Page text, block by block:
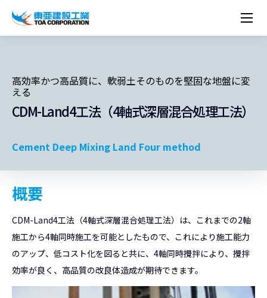
トップメッセージ
労働安全衛生・環境・品質方針
プレスリリース
組織図
ネットワーク
役員一覧
沿革
東亜坊や
シンボルマーク「三羽の鶴」
関連書籍
トップメッセージ
中期経営計画資料
統合報告書
最新IR資料
IRカレンダー
株価情報
経営方針
IRライブラリー
株式・社債情報
IRサポート
ESGに関する外部評価
施設・用途別
国内から探す
年代別
現場レポート
サステナビリティ
トップメッセージ
サステナビリティ経営
重要課題とKPI
ESGデータ
環境行動規範
環境マネジメント
カーボンニュートラルへの取組み
水資源
人権の尊重
人材育成
健康経営
サプライチェーン・マネジメント
パートナーシップ構築宣言
マルチステークホルダー方針
コーポレートガバナンス
コンプライアンス
リスクマネジメント
知的財産基本方針
社会貢献活動
ESGに関する外部評価
技術とサービス
ニーズから探す
建築技術一覧
所有船舶一覧
技術研究開発センター
冷蔵倉庫の相談室
冷蔵倉庫をつくりたい
木質化計画 特別鼎談
採用情報
キャリア採用
障がい者採用
Careers (English)
高効率かつ高品質に、軟弱土そのものを堅固な地盤に変
える
CDM-Land4工法（4軸式深層混合処理工法）
Cement Deep Mixing Land Four method
概要
CDM-Land4工法（4軸式深層混合処理工法）は、これまでの2軸
施工から4軸同時施工を可能としたもので、これにより施工能力
のアップ、低コスト化を図ると共に、4軸同時攪拌により、攪拌
効率が良く、高品質の改良体造成が期待できます。